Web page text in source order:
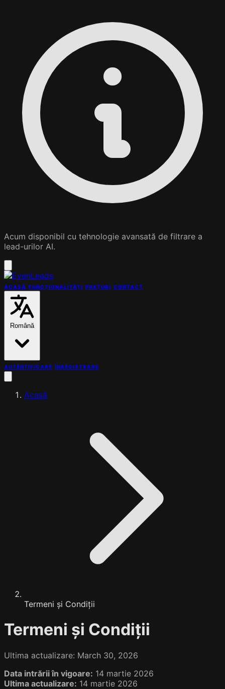
Acum disponibil cu tehnologie avansată de filtrare a
lead-urilor AI.
ACASĂ FUNCȚIONALITĂȚI PREȚURI CONTACT
Română
AUTENTIFICARE ÎNREGISTRARE
Acasă
Termeni și Condiții
Termeni și Condiții
Ultima actualizare: March 30, 2026
Data intrării în vigoare: 14 martie 2026
Ultima actualizare: 14 martie 2026